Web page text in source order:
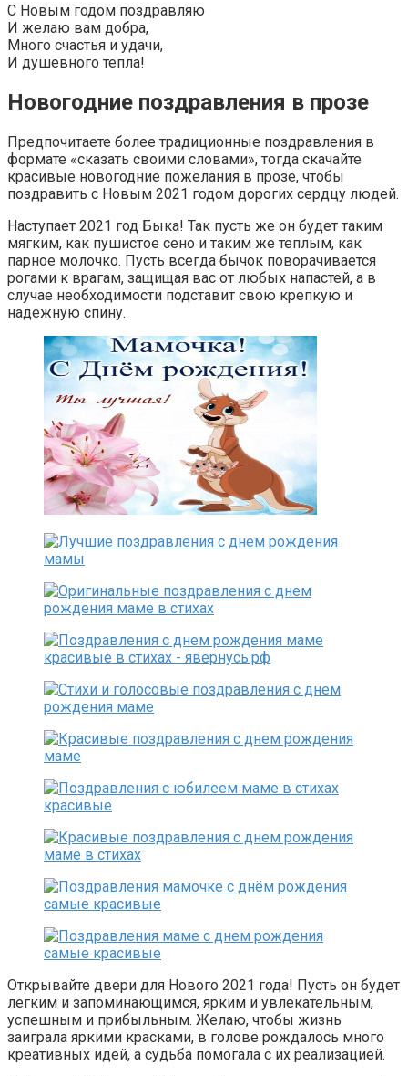
С Новым годом поздравляю
И желаю вам добра,
Много счастья и удачи,
И душевного тепла!
Новогодние поздравления в прозе
Предпочитаете более традиционные поздравления в
формате «сказать своими словами», тогда скачайте
красивые новогодние пожелания в прозе, чтобы
поздравить с Новым 2021 годом дорогих сердцу людей.
Наступает 2021 год Быка! Так пусть же он будет таким
мягким, как пушистое сено и таким же теплым, как
парное молочко. Пусть всегда бычок поворачивается
рогами к врагам, защищая вас от любых напастей, а в
случае необходимости подставит свою крепкую и
надежную спину.
Открывайте двери для Нового 2021 года! Пусть он будет
легким и запоминающимся, ярким и увлекательным,
успешным и прибыльным. Желаю, чтобы жизнь
заиграла яркими красками, в голове рождалось много
креативных идей, а судьба помогала с их реализацией.